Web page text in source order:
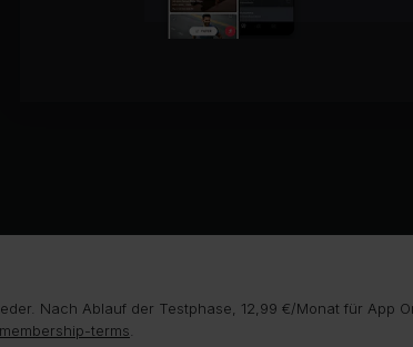
Nach Ablauf der Testphase, 12,99 €/Monat für
terms